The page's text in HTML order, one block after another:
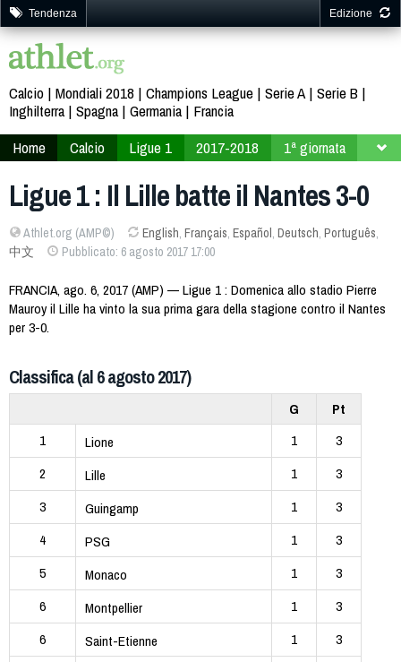
Tendenza Edizione
Calcio Mondiali 2018 Champions League Serie A Serie B
Inghilterra Spagna Germania
Francia
Home
Calcio Ligue 1 2017-2018 1ª giornata
Ligue 1 : Il Lille batte il Nantes 3-0
Athlet.org (AMP©) English, Français, Español, Deutsch, Português,
中文
Pubblicato: 6 agosto 2017 17:00
FRANCIA, ago. 6, 2017 (AMP) — Ligue 1 : Domenica allo stadio Pierre
Mauroy il Lille ha vinto la sua prima gara della stagione contro il Nantes
per 3-0.
Classifica (al 6 agosto 2017)
G
Pt
1
Lione 1
3
2
Lille 1
3
3
Guingamp 1
3
4
PSG 1
3
5
Monaco 1
3
6
Montpellier 1
3
6
Saint-Etienne 1
3